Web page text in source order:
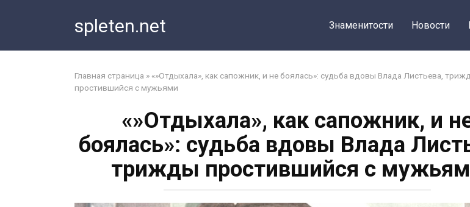
spleten.net Знаменитости Новости
Главная страница » «»Отдыхала», как сапожник, и не боялась»: судьба вдовы Влада Листьева,
простившийся с мужьями
«»Отдыхала», как сапожник, и
боялась»: судьба вдовы Влада
трижды простившийся с